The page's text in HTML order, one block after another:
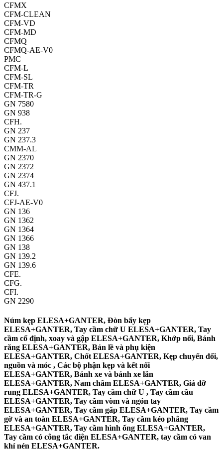
CFMX
CFM-CLEAN
CFM-VD
CFM-MD
CFMQ
CFMQ-AE-V0
PMC
CFM-L
CFM-SL
CFM-TR
CFM-TR-G
GN 7580
GN 938
CFH.
GN 237
GN 237.3
CMM-AL
GN 2370
GN 2372
GN 2374
GN 437.1
CFJ.
CFJ-AE-V0
GN 136
GN 1362
GN 1364
GN 1366
GN 138
GN 139.2
GN 139.6
CFE.
CFG.
CFI.
GN 2290
Núm kẹp ELESA+GANTER, Đòn bẩy kẹp
ELESA+GANTER, Tay cầm chữ U ELESA+GANTER, Tay
cầm cố định, xoay và gập ELESA+GANTER, Khớp nối, Bánh
răng ELESA+GANTER, Bản lề và phụ kiện
ELESA+GANTER, Chốt ELESA+GANTER, Kẹp chuyển đổi,
nguồn và móc , Các bộ phận kẹp và kết nối
ELESA+GANTER, Bánh xe và bánh xe lăn
ELESA+GANTER, Nam châm ELESA+GANTER, Giá đỡ
rung ELESA+GANTER, Tay cầm chữ U , Tay cầm cầu
ELESA+GANTER, Tay cầm vòm và ngón tay
ELESA+GANTER, Tay cầm gấp ELESA+GANTER, Tay cầm
gờ và an toàn ELESA+GANTER, Tay cầm kéo phẳng
ELESA+GANTER, Tay cầm hình ống ELESA+GANTER,
Tay cầm có công tắc điện ELESA+GANTER, tay cầm có van
khí nén ELESA+GANTER.